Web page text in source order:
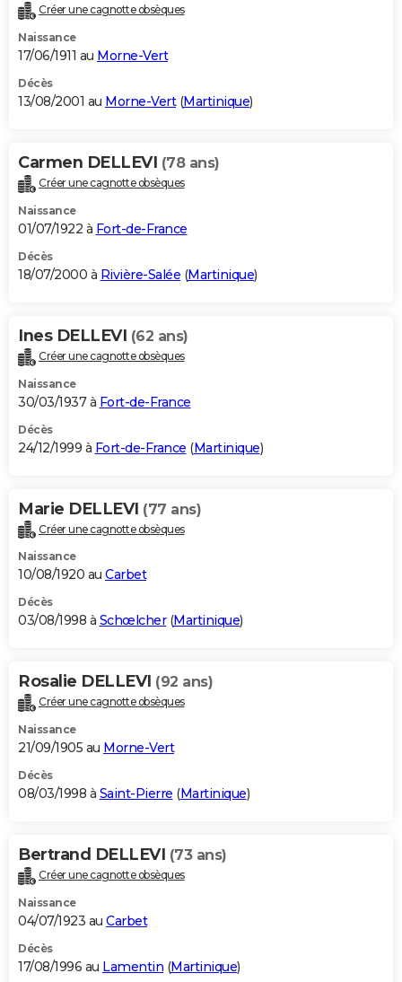
Créer une cagnotte obsèques
Naissance
17/06/1911 au Morne-Vert
Décès
13/08/2001 au Morne-Vert(Martinique)
Carmen DELLEVI (78 ans)
Créer une cagnotte obsèques
Naissance
01/07/1922 à Fort-de-France
Décès
18/07/2000 à Rivière-Salée (Martinique)
Ines DELLEVI (62 ans)
Créer une cagnotte obsèques
Naissance
30/03/1937 à Fort-de-France
Décès
24/12/1999 à Fort-de-France (Martinique)
Marie DELLEVI (77 ans)
Créer une cagnotte obsèques
Naissance
10/08/1920 au Carbet
Décès
03/08/1998 à Schœlcher(Martinique)
Rosalie DELLEVI (92 ans)
Créer une cagnotte obsèques
Naissance
21/09/1905 au Morne-Vert
Décès
08/03/1998 à Saint-Pierre (Martinique)
Bertrand DELLEVI (73 ans)
Créer une cagnotte obsèques
Naissance
04/07/1923 au Carbet
Décès
17/08/1996 au Lamentin (Martinique)